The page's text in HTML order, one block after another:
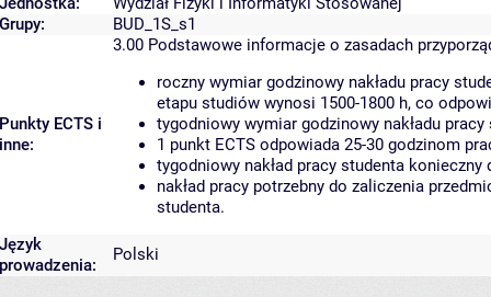
Grupy:
BUD_1S_s1
Punkty ECTS i
inne:
3.00 Podstawowe informacje o zasadach
roczny wymiar godzinowy nakładu pracy
etapu studiów wynosi 1500-1800 h, co
tygodniowy wymiar godzinowy nakładu
1 punkt ECTS odpowiada 25-30 godzinom
tygodniowy nakład pracy studenta
nakład pracy potrzebny do zaliczenia
studenta.
Język
prowadzenia:
Polski